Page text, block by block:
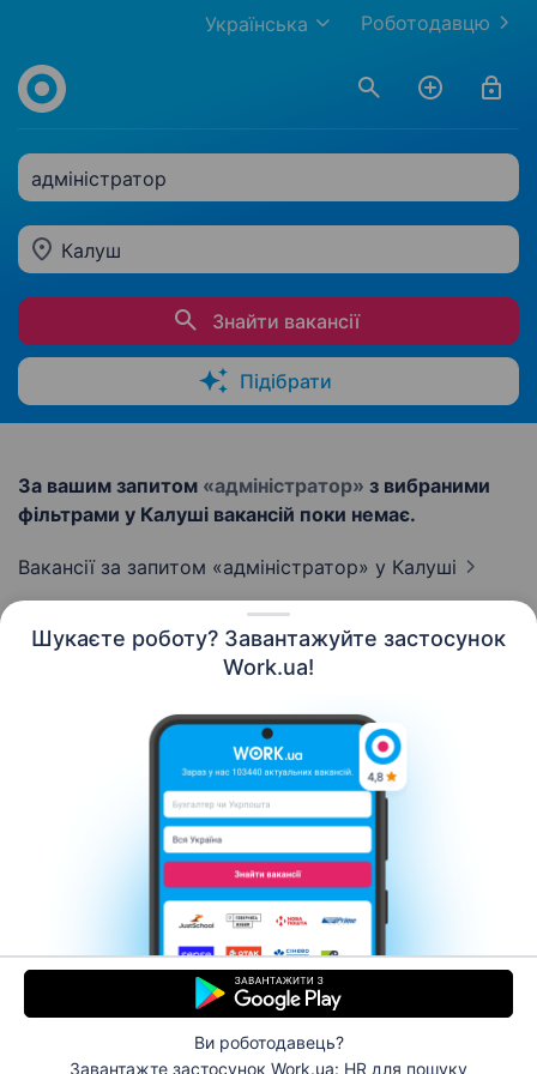
Шукаєте роботу? Завантажуйте застосунок
Work.ua!
Ви роботодавець?
Завантажте застосунок Work.ua: HR для пошуку
Роботодавцю
Українська
адміністратор
Калуш
Знайти вакансії
Підібрати
За вашим запитом «адміністратор» з вибраними
фільтрами у Калуші вакансій поки немає.
Вакансії за запитом «адміністратор» у Калуші
Контакти Про нас
Кар’єра
Допомога Умови використання
© 2006–2026 Work.ua. Сервіс пошуку роботи №1 в